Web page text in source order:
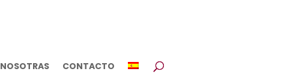
NOSOTRAS CONTACTO